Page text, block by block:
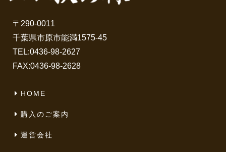
〒290-0011
千葉県市原市能満1575-45
TEL:0436-98-2627
FAX:0436-98-2628
HOME
購入のご案内
運営会社